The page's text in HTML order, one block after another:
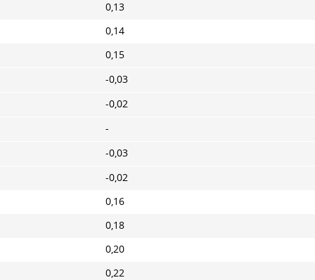
0,13
0,14
0,15
-0,03
-0,02
-
-0,03
-0,02
0,16
0,18
0,20
0,22